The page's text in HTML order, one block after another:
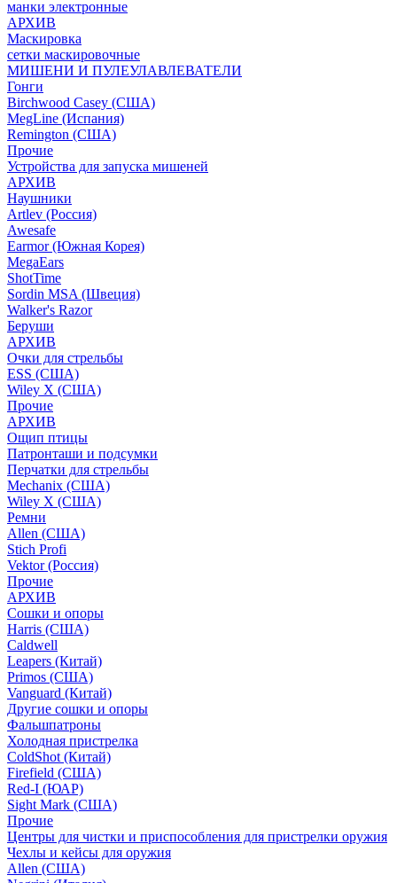
манки электронные
АРХИВ
Маскировка
сетки маскировочные
МИШЕНИ И ПУЛЕУЛАВЛЕВАТЕЛИ
Гонги
Birchwood Casey (США)
MegLine (Испания)
Remington (США)
Прочие
Устройства для запуска мишеней
АРХИВ
Наушники
Artlev (Россия)
Awesafe
Earmor (Южная Корея)
MegaEars
ShotTime
Sordin MSA (Швеция)
Walker's Razor
Беруши
АРХИВ
Очки для стрельбы
ESS (США)
Wiley X (США)
Прочие
АРХИВ
Ощип птицы
Патронташи и подсумки
Перчатки для стрельбы
Mechanix (США)
Wiley X (США)
Ремни
Allen (США)
Stich Profi
Vektor (Россия)
Прочие
АРХИВ
Сошки и опоры
Harris (США)
Caldwell
Leapers (Китай)
Primos (США)
Vanguard (Китай)
Другие сошки и опоры
Фальшпатроны
Холодная пристрелка
ColdShot (Китай)
Firefield (США)
Red-I (ЮАР)
Sight Mark (США)
Прочие
Центры для чистки и приспособления для пристрелки оружия
Чехлы и кейсы для оружия
Allen (США)